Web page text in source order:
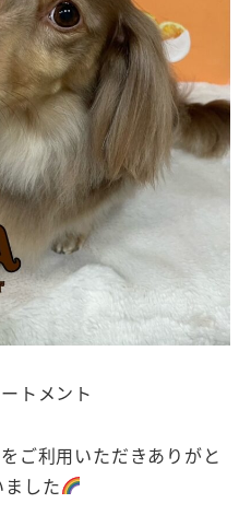
トメント
ご利用いただきありがと
ました